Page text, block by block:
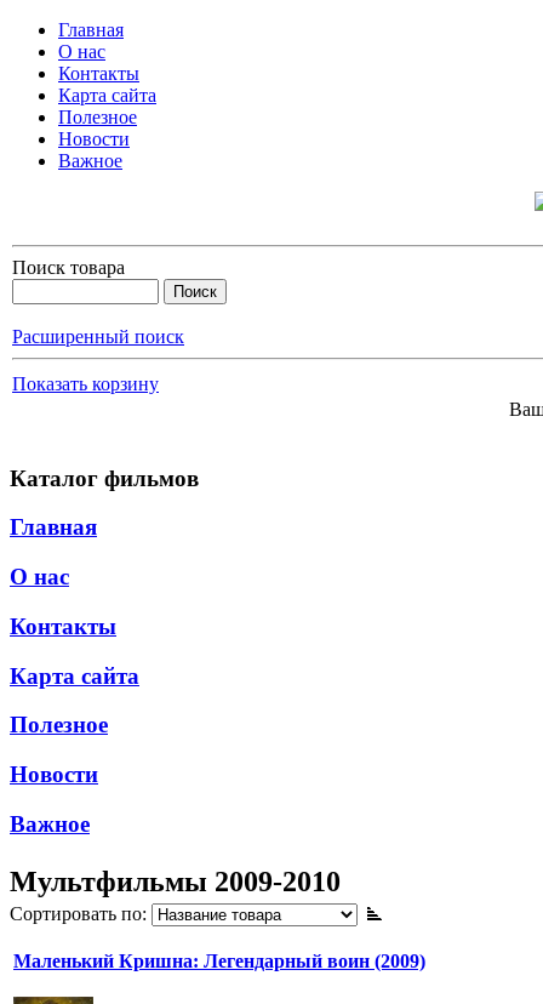
Главная
О нас
Контакты
Карта сайта
Полезное
Новости
Важное
Поиск товара
Расширенный поиск
Показать корзину
Каталог фильмов
Главная
О нас
Контакты
Карта сайта
Полезное
Новости
Важное
Мультфильмы 2009-2010
Сортировать по:
Маленький Кришна: Легендарный воин (2009)